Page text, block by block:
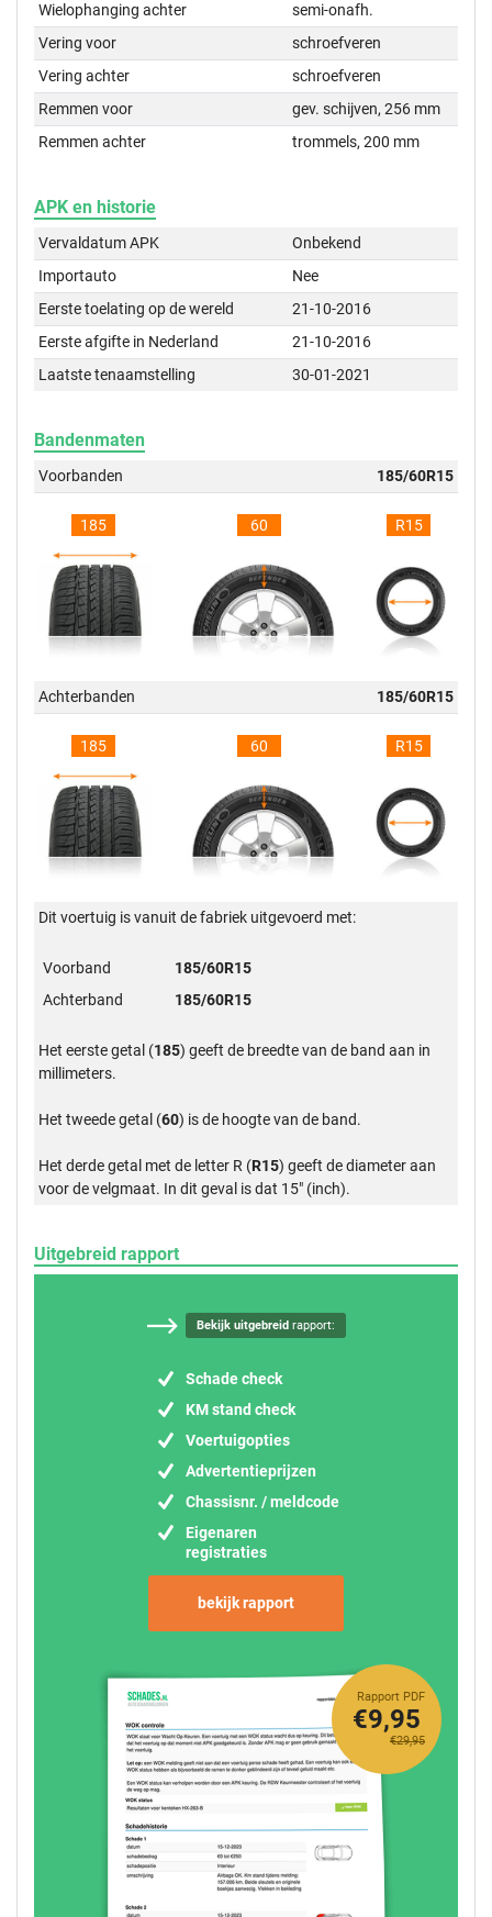
Wielophanging achter
semi-onafh.
Vering voor
schroefveren
Vering achter
schroefveren
Remmen voor
gev. schijven, 256 mm
Remmen achter
trommels, 200 mm
APK en historie
Vervaldatum APK
Onbekend
Importauto
Nee
Eerste toelating op de wereld
21-10-2016
Eerste afgifte in Nederland
21-10-2016
Laatste tenaamstelling
30-01-2021
Bandenmaten
Voorbanden 185/60R15
185 60 R15
Achterbanden 185/60R15
185 60 R15
Dit voertuig is vanuit de fabriek uitgevoerd met:
Voorband
185/60R15
Achterband
185/60R15
Het eerste getal (185) geeft de breedte van de band aan in
millimeters.
Het tweede getal (60) is de hoogte van de band.
Het derde getal met de letter R (R15) geeft de diameter aan
voor de velgmaat. In dit geval is dat 15" (inch).
Uitgebreid rapport
Bekijk uitgebreid rapport:
Schade check
KM stand check
Voertuigopties
Advertentieprijzen
Chassisnr. / meldcode
Eigenaren
registraties
bekijk rapport
Rapport PDF
€29,95
€9,95